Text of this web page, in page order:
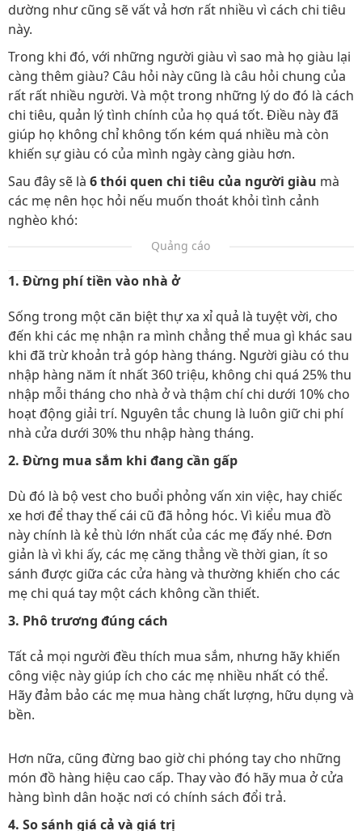
dường như cũng sẽ vất vả hơn rất nhiều vì cách chi tiêu
này.
Trong khi đó, với những người giàu vì sao mà họ giàu lại
càng thêm giàu? Câu hỏi này cũng là câu hỏi chung của
rất rất nhiều người. Và một trong những lý do đó là cách
chi tiêu, quản lý tình chính của họ quá tốt. Điều này đã
giúp họ không chỉ không tốn kém quá nhiều mà còn
khiến sự giàu có của mình ngày càng giàu hơn.
Sau đây sẽ là 6 thói quen chi tiêu của người giàu mà
các mẹ nên học hỏi nếu muốn thoát khỏi tình cảnh
nghèo khó:
Quảng cáo
1. Đừng phí tiền vào nhà ở
Sống trong một căn biệt thự xa xỉ quả là tuyệt vời, cho
đến khi các mẹ nhận ra mình chẳng thể mua gì khác sau
khi đã trừ khoản trả góp hàng tháng. Người giàu có thu
nhập hàng năm ít nhất 360 triệu, không chi quá 25% thu
nhập mỗi tháng cho nhà ở và thậm chí chi dưới 10% cho
hoạt động giải trí. Nguyên tắc chung là luôn giữ chi phí
nhà cửa dưới 30% thu nhập hàng tháng.
2. Đừng mua sắm khi đang cần gấp
Dù đó là bộ vest cho buổi phỏng vấn xin việc, hay chiếc
xe hơi để thay thế cái cũ đã hỏng hóc. Vì kiểu mua đồ
này chính là kẻ thù lớn nhất của các mẹ đấy nhé. Đơn
giản là vì khi ấy, các mẹ căng thẳng về thời gian, ít so
sánh được giữa các cửa hàng và thường khiến cho các
mẹ chi quá tay một cách không cần thiết.
3. Phô trương đúng cách
Tất cả mọi người đều thích mua sắm, nhưng hãy khiến
công việc này giúp ích cho các mẹ nhiều nhất có thể.
Hãy đảm bảo các mẹ mua hàng chất lượng, hữu dụng và
bền.
Hơn nữa, cũng đừng bao giờ chi phóng tay cho những
món đồ hàng hiệu cao cấp. Thay vào đó hãy mua ở cửa
hàng bình dân hoặc nơi có chính sách đổi trả.
4. So sánh giá cả và giá trị